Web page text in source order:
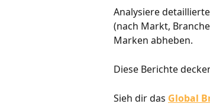
Analysiere
(nach Markt,
Marken abheben.
Diese Berichte
Sieh dir das Global